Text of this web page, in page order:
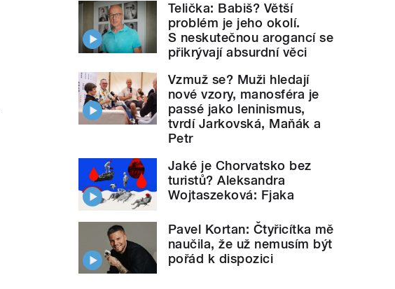
Telička: Babiš? Větší
problém je jeho okolí.
S neskutečnou arogancí se
přikrývají absurdní věci
Vzmuž se? Muži hledají
nové vzory, manosféra je
passé jako leninismus,
tvrdí Jarkovská, Maňák a
Petr
Jaké je Chorvatsko bez
turistů? Aleksandra
Wojtaszeková: Fjaka
Pavel Kortan: Čtyřicítka mě
naučila, že už nemusím být
pořád k dispozici